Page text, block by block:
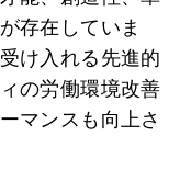
存在していま
け入れる先進的
の労働環境改善
マンスも向上さ